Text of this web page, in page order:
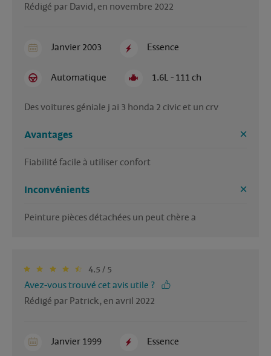
Rédigé par David, en novembre 2022
Janvier 2003 Essence
Automatique 1.6L - 111 ch
Des voitures géniale j ai 3 honda 2 civic et un crv
Avantages
Fiabilité facile à utiliser confort
Inconvénients
Peinture pièces détachées un peut chère a
4.5 / 5
Avez-vous trouvé cet avis utile ?
Rédigé par Patrick, en avril 2022
Janvier 1999 Essence